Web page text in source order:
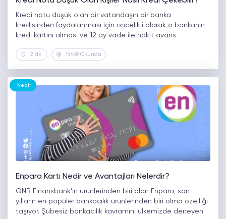
Kredi notu düşük olan bir vatandaşın bir banka
kredisinden faydalanması için öncelikli olarak o bankanın
kredi kartını alması ve 12 ay vade ile nakit avans
yükseltmenin en aktif ve…
2 dk. 16469 Okundu
Nedir
Enpara Kartı Nedir ve Avantajları Nelerdir?
QNB Finansbank’ın ürünlerinden biri olan Enpara, son
yılların en popüler bankacılık ürünlerinden biri olma özelliği
taşıyor. Şubesiz bankacılık kavramını ülkemizde deneyen